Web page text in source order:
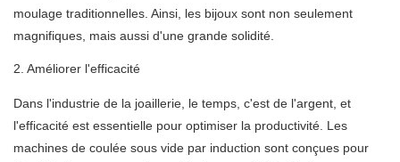
moulage traditionnelles. Ainsi, les bijoux sont non seulement
magnifiques, mais aussi d'une grande solidité.
2. Améliorer l'efficacité
Dans l'industrie de la joaillerie, le temps, c'est de l'argent, et
l'efficacité est essentielle pour optimiser la productivité. Les
machines de coulée sous vide par induction sont conçues pour